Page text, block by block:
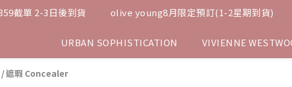
截單 2-3日後到貨 olive young8月限定預訂(1-2星期到貨)
URBAN SOPHISTICATION VIVIENNE
/遮瑕 Concealer